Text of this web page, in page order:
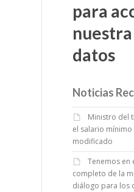
para
datos
Noticias
Ministro del
el salario
modificado
Tenemos en
completo de la
diálogo para los